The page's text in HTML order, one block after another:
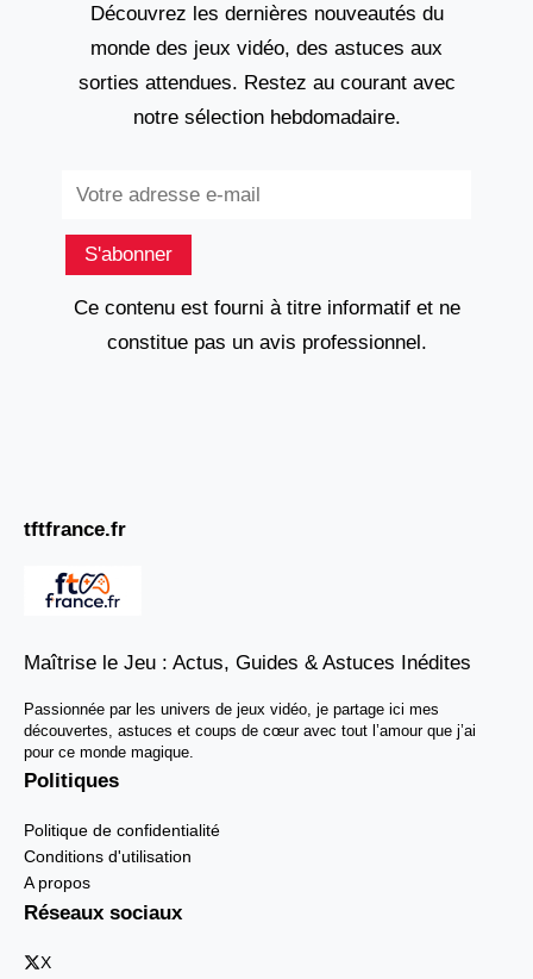
Découvrez les dernières nouveautés du
monde des jeux vidéo, des astuces aux
sorties attendues. Restez au courant avec
notre sélection hebdomadaire.
S'abonner
Ce contenu est fourni à titre informatif et ne
constitue pas un avis professionnel.
tftfrance.fr
Maîtrise le Jeu : Actus, Guides & Astuces Inédites
Passionnée par les univers de jeux vidéo, je partage ici mes
découvertes, astuces et coups de cœur avec tout l’amour que j’ai
pour ce monde magique.
Politiques
Politique de confidentialité
Conditions d'utilisation
A propos
Réseaux sociaux
X